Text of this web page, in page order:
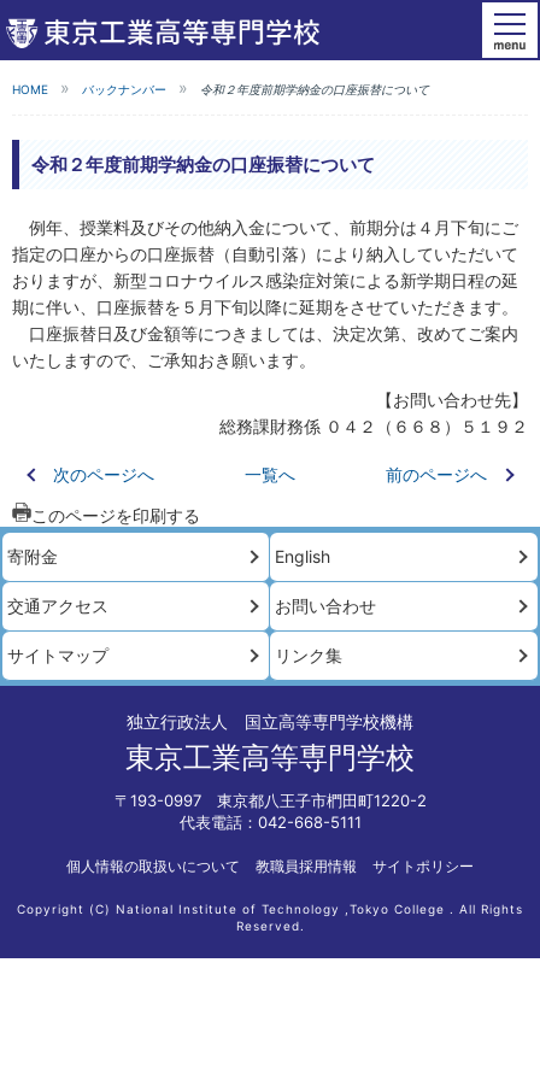
HOME バックナンバー 令和２年度前期学納金の口座振替について
令和２年度前期学納金の口座振替について
例年、授業料及びその他納入金について、前期分は４月下旬にご
指定の口座からの口座振替（自動引落）により納入していただいて
おりますが、新型コロナウイルス感染症対策による新学期日程の延
期に伴い、口座振替を５月下旬以降に延期をさせていただきます。
口座振替日及び金額等につきましては、決定次第、改めてご案内
いたしますので、ご承知おき願います。
【お問い合わせ先】
総務課財務係 ０４２（６６８）５１９２
次のページへ 一覧へ
前のページへ
このページを印刷する
寄附金
English
交通アクセス お問い合わせ
サイトマップ リンク集
独立行政法人 国立高等専門学校機構
東京工業高等専門学校
〒193-0997 東京都八王子市椚田町1220-2
代表電話：042-668-5111
個人情報の取扱いについて 教職員採用情報 サイトポリシー
Copyright (C) National Institute of Technology ,Tokyo College . All Rights
Reserved.